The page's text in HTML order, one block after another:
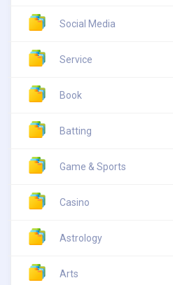
Social Media
Service
Book
Batting
Game & Sports
Casino
Astrology
Arts